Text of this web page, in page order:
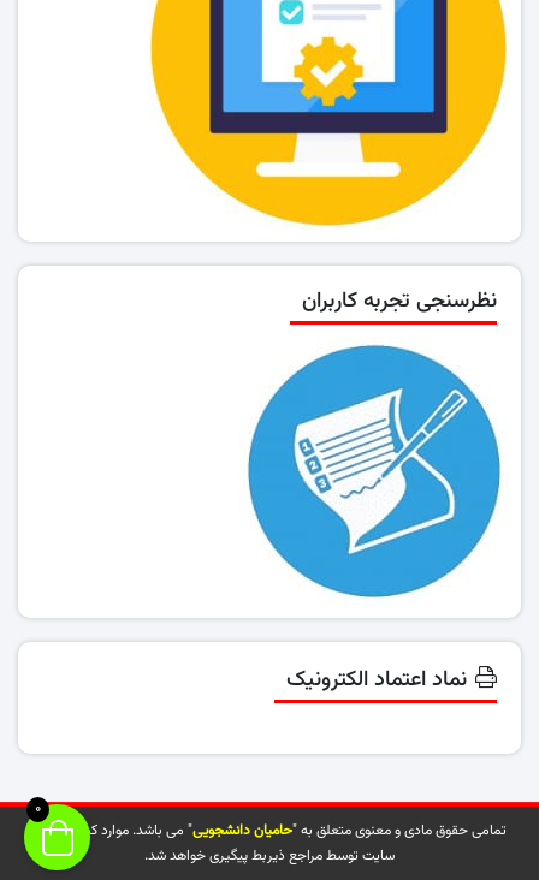
نظرسنجی تجربه کاربران
نماد اعتماد الکترونیک
تمامی حقوق مادی و معنوی متعلق به "حامیان دانشجویی" می باشد. موارد کپی شده از
سایت توسط مراجع ذیربط پیگیری خواهد شد.
0